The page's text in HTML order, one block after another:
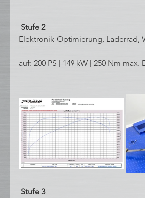
Stufe 2
Elektronik-Optimierung, Laderrad,
auf: 200 PS | 149 kW | 250 Nm
Stufe 3